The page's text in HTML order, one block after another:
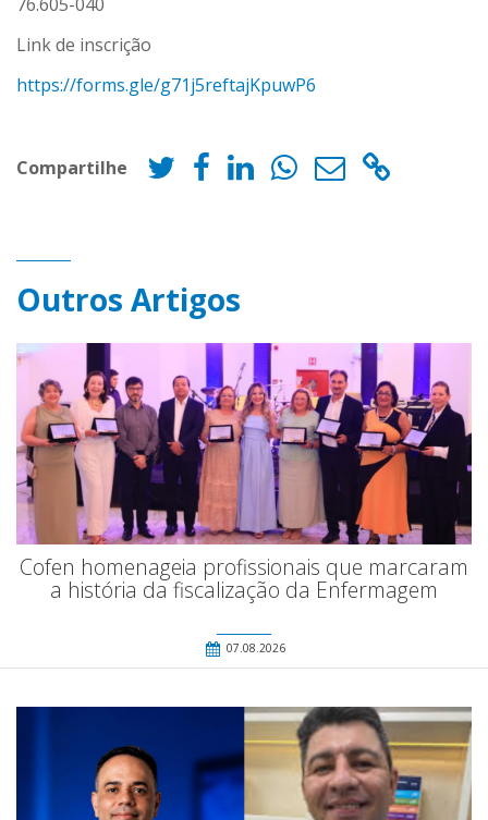
Link de inscrição
https://forms.gle/g71j5reftajKpuwP6
Compartilhe
Outros Artigos
Cofen homenageia profissionais que marcaram
a história da fiscalização da Enfermagem
07.08.2026